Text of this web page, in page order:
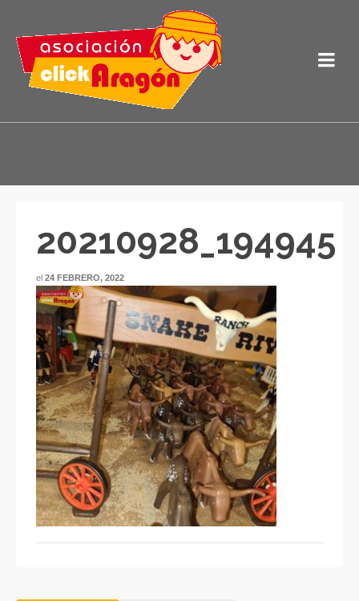
20210928_194945
el 24 FEBRERO, 2022